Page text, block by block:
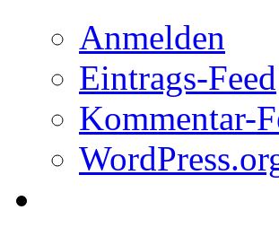
Anmelden
Eintrags-Feed
Kommentar-